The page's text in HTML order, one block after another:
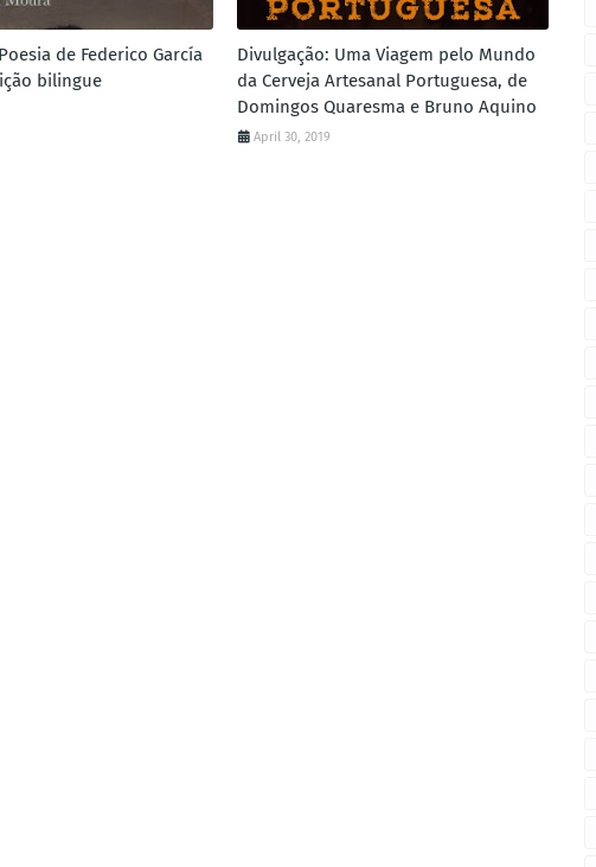
de Federico García
bilingue
Divulgação: Uma Viagem pelo Mundo
da Cerveja Artesanal Portuguesa, de
Domingos Quaresma e Bruno Aquino
April 30, 2019